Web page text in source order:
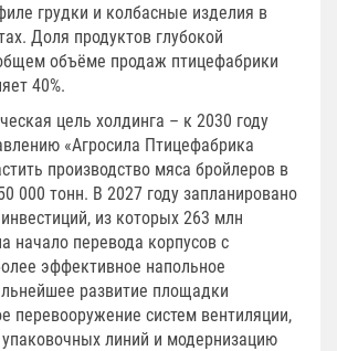
грудки и колбасные изделия в
Доля продуктов глубокой
объёме продаж птицефабрики
40%.
цель холдинга – к 2030 году
«Агросила Птицефабрика
производство мяса бройлеров в
000 тонн. В 2027 году запланировано
из которых 263 млн
начало перевода корпусов с
эффективное напольное
развитие площадки
перевооружение систем вентиляции,
линий и модернизацию